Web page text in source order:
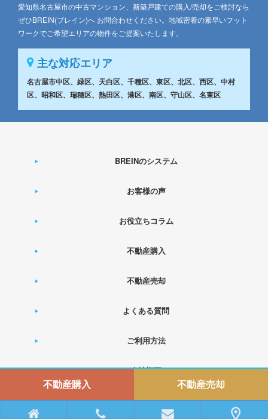
愛知県名古屋市の中古マンション、新築戸建ての購入/売却をご検討なら
ぜひBREIN(ブレイン)へ お問合わせください。地域密着の素早いフット
ワークでご希望エリアの物件をご提案いたします。
主な対応エリア
名古屋市中区、緑区、天白区、千種区、東区、北区、西区、中村
区、昭和区、瑞穂区、熱田区、港区、南区、守山区、名東区
BREINのシステム
お客様の声
お役立ちコラム
不動産購入
不動産売却
よくある質問
ご利用方法
会社概要
運営会社： 株式会社ベースオン
不動産購入 不動産売却